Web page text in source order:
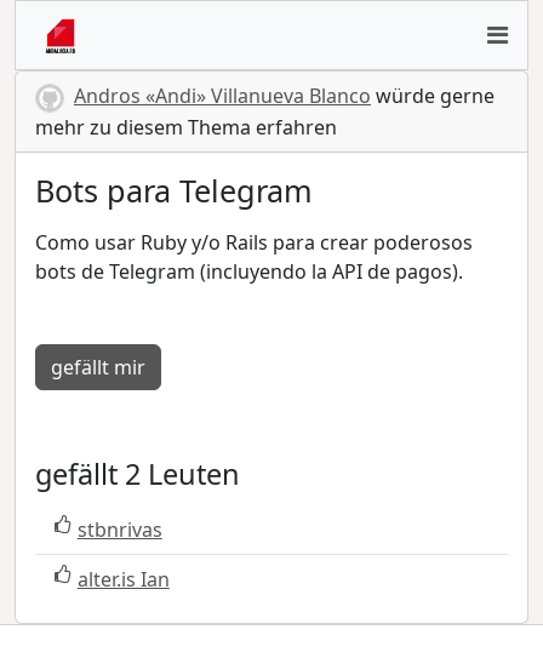
Andros «Andi» Villanueva Blanco würde gerne
mehr zu diesem Thema erfahren
Bots para Telegram
Como usar Ruby y/o Rails para crear poderosos
bots de Telegram (incluyendo la API de pagos).
gefällt mir
gefällt 2 Leuten
stbnrivas
alter.is Ian